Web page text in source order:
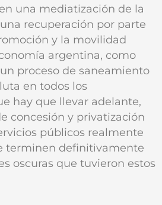
una mediatización de la
recuperación por parte
y la movilidad
argentina, como
proceso de saneamiento
en todos los
hay que llevar adelante,
concesión y privatización
públicos realmente
terminen definitivamente
oscuras que tuvieron estos